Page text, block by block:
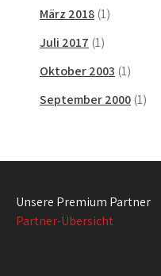
März 2018(1)
Juli 2017 (1)
Oktober 2003 (1)
September 2000(1)
Unsere Premium Partner
Partner-Übersicht